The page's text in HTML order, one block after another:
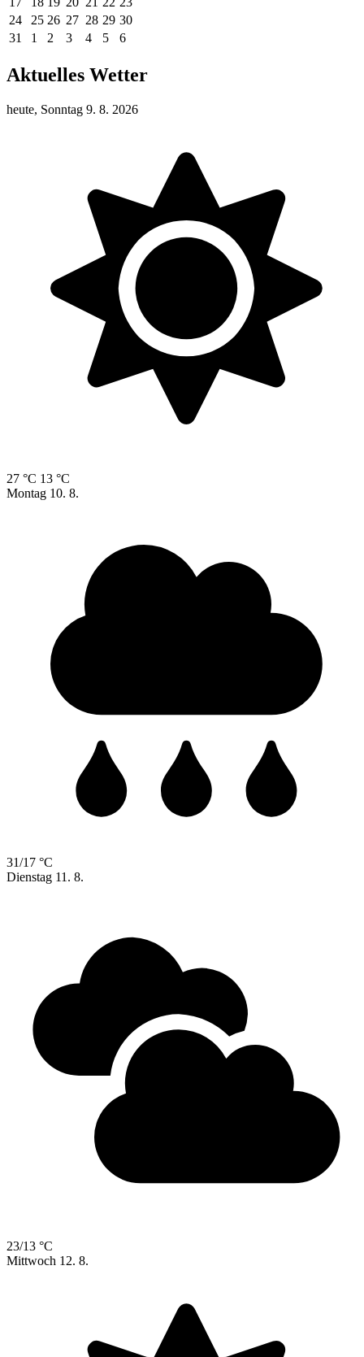
24
25 26 27 28 29 30
31
1 2 3 4 5 6
Aktuelles Wetter
heute, Sonntag 9. 8. 2026
27 °C 13 °C
Montag 10. 8.
31/17 °C
Dienstag 11. 8.
23/13 °C
Mittwoch 12. 8.